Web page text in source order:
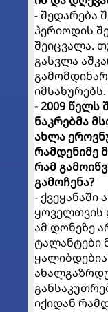
- შედარება
პერიოდის
შეიცვალა.
გასვლა
იმსახურებს.
- 2009 წელს
ნაკრებმა
ახლა
რამდენიმე
რამ
გამოჩენა?
-
ყოველთვის
ამ დონეზე
ტალანტები
იქიდან